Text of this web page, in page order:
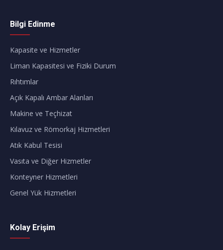
Bilgi Edinme
Kapasite ve Hizmetler
Liman Kapasitesi ve Fiziki Durum
Rıhtımlar
Açık Kapalı Ambar Alanları
Makine ve Teçhizat
Kılavuz ve Römorkaj Hizmetleri
Atık Kabul Tesisi
Vasıta ve Diğer Hizmetler
Konteyner Hizmetleri
Genel Yük Hizmetleri
Kolay Erişim